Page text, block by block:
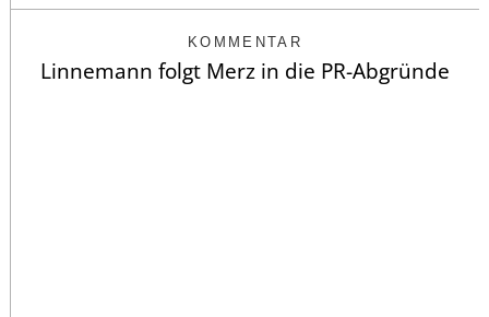
KOMMENTAR
Linnemann folgt Merz in die PR-Abgründe